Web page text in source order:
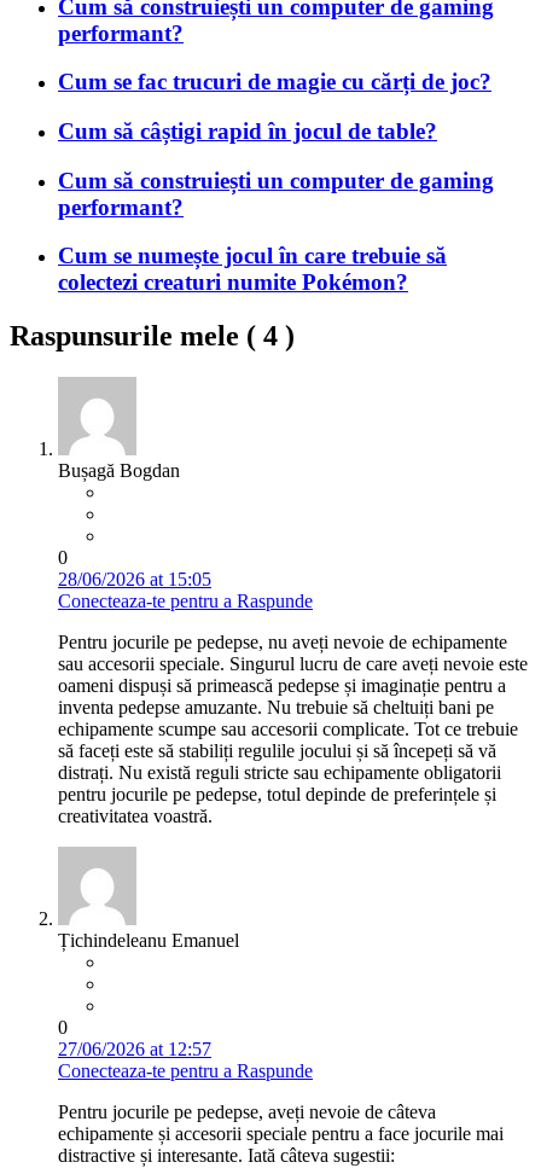
Cum să construiești un computer de gaming
performant?
Cum se fac trucuri de magie cu cărți de joc?
Cum să câștigi rapid în jocul de table?
Cum să construiești un computer de gaming
performant?
Cum se numește jocul în care trebuie să
colectezi creaturi numite Pokémon?
Raspunsurile mele ( 4 )
Bușagă Bogdan
0
28/06/2026 at 15:05
Conecteaza-te pentru a Raspunde
Pentru jocurile pe pedepse, nu aveți nevoie de echipamente
sau accesorii speciale. Singurul lucru de care aveți nevoie este
oameni dispuși să primească pedepse și imaginație pentru a
inventa pedepse amuzante. Nu trebuie să cheltuiți bani pe
echipamente scumpe sau accesorii complicate. Tot ce trebuie
să faceți este să stabiliți regulile jocului și să începeți să vă
distrați. Nu există reguli stricte sau echipamente obligatorii
pentru jocurile pe pedepse, totul depinde de preferințele și
creativitatea voastră.
Țichindeleanu Emanuel
0
27/06/2026 at 12:57
Conecteaza-te pentru a Raspunde
Pentru jocurile pe pedepse, aveți nevoie de câteva
echipamente și accesorii speciale pentru a face jocurile mai
distractive și interesante. Iată câteva sugestii: